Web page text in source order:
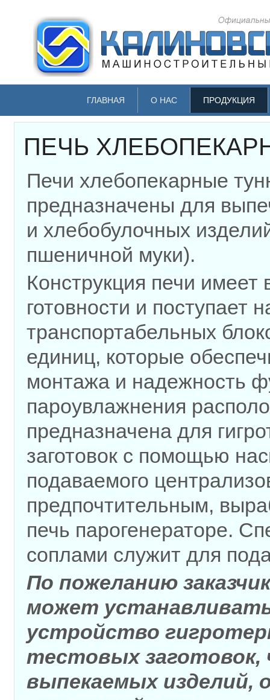
ГЛАВНАЯ О НАС ПРОДУКЦИЯ
ПЕЧЬ
Печи хлебопекарные
предназначены для
и хлебобулочных
пшеничной муки).
Конструкция печи имеет
готовности и поступает
транспортабельных
единиц, которые
монтажа и надежность
пароувлажнения
предназначена для
заготовок с помощью
подаваемого
предпочтительным,
печь парогенераторе.
соплами служит для
По пожеланию
может
устройство
тестовых заготовок,
выпекаемых изделий,